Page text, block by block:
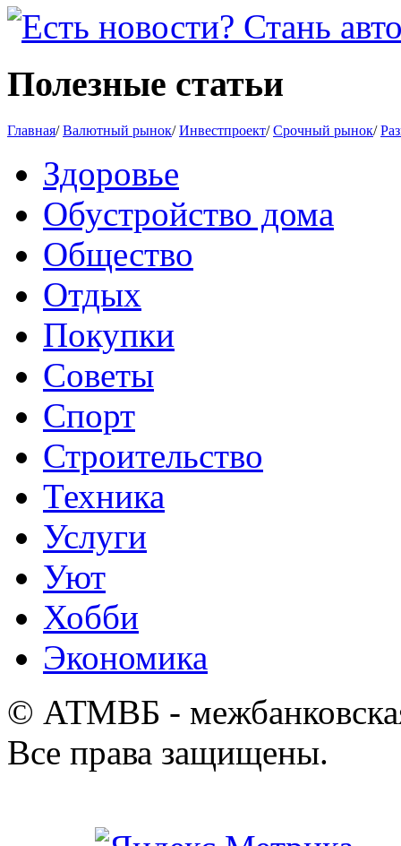
Полезные статьи
Главная/Валютный рынок/Инвестпроект/Срочный рынок/
Здоровье
Обустройство дома
Общество
Отдых
Покупки
Советы
Спорт
Строительство
Техника
Услуги
Уют
Хобби
Экономика
© АТМВБ -
Все права защищены.